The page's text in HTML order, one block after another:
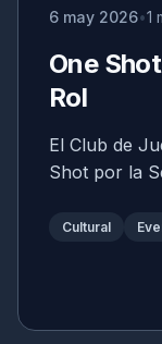
6 may 2026 1
One
Rol
El Club de
Shot por la
Cultural